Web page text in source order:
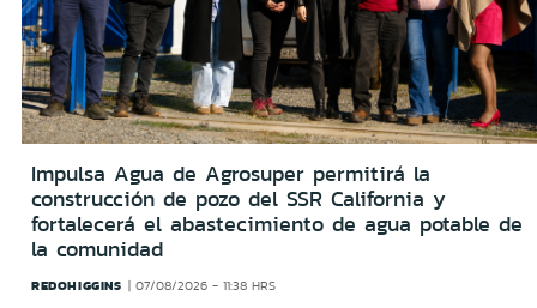
Impulsa Agua de Agrosuper permitirá la
construcción de pozo del SSR California y
fortalecerá el abastecimiento de agua potable de
la comunidad
REDOHIGGINS 07/08/2026 - 11:38 HRS